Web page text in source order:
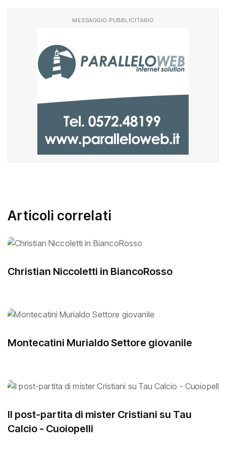
MESSAGGIO PUBBLICITARIO
Articoli correlati
Christian Niccoletti in BiancoRosso
Montecatini Murialdo Settore giovanile
Il post-partita di mister Cristiani su Tau
Calcio - Cuoiopelli